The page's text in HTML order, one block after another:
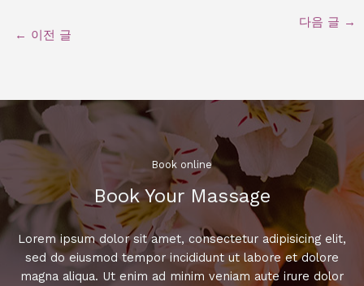
← 이전 글
다음 글 →
Book online​
Book Your Massage​
Lorem ipsum dolor sit amet, consectetur adipisicing elit,
sed do eiusmod tempor incididunt ut labore et dolore
magna aliqua. Ut enim ad minim veniam aute irure dolor